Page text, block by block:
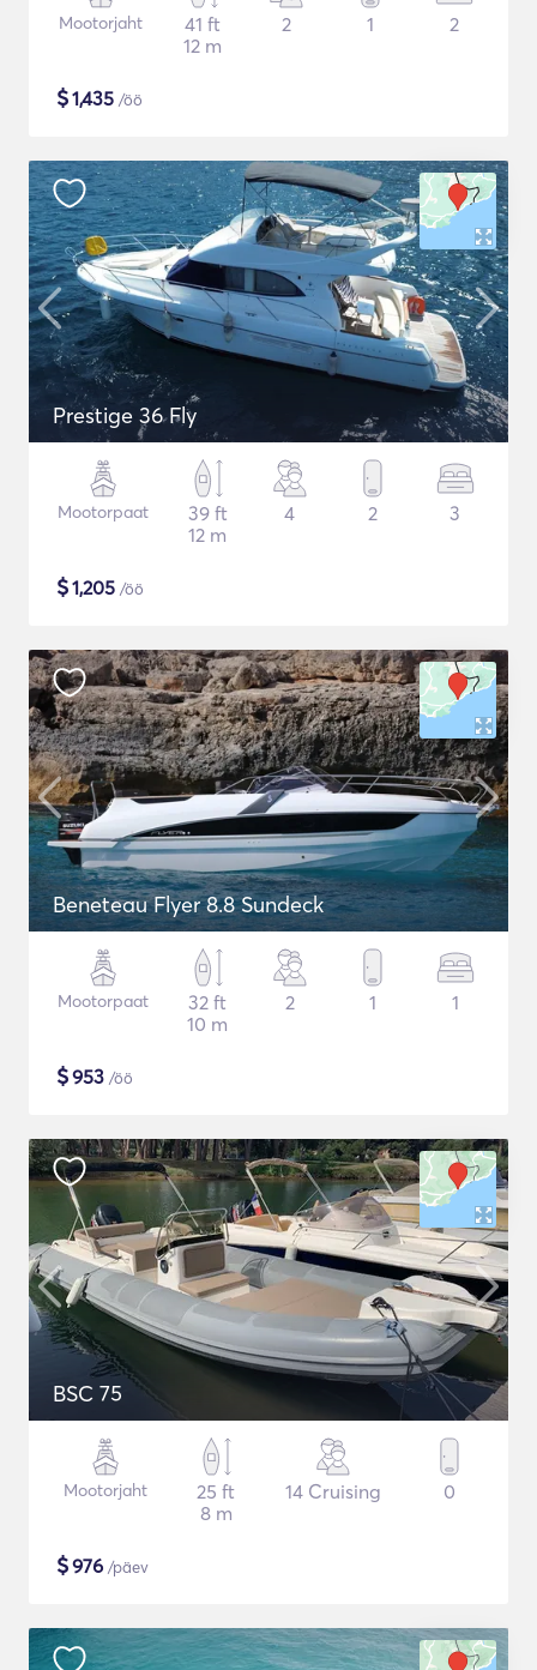
Mootorjaht
41 ft
12 m
2 1 2
$1,435 /öö
Prestige 36 Fly
Mootorpaat
39 ft
12 m
4 2 3
$1,205 /öö
Beneteau Flyer 8.8 Sundeck
Mootorpaat
32 ft
10 m
2 1 1
$953 /öö
BSC 75
Mootorjaht
25 ft
8 m
14 Cruising 0
$976 /päev